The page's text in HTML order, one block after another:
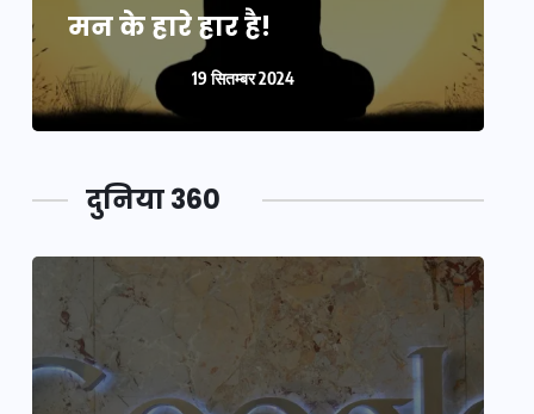
मन के हारे हार है!
19 सितम्बर 2024
दुनिया 360